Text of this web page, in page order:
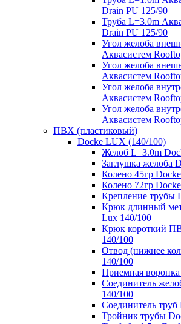
Drain PU 125/90
Труба L=3.0m
Drain PU 125/90
Угол желоба
Аквасистем
Угол желоба
Аквасистем
Угол желоба
Аквасистем
Угол желоба
Аквасистем
ПВХ (пластиковый)
Docke LUX (140/100)
Желоб L=3.0m
Заглушка желоба
Колено 45гр
Колено 72гр
Крепление трубы
Крюк длинный
Lux 140/100
Крюк короткий
140/100
Отвод (нижнее
140/100
Приемная
Соединитель
140/100
Соединитель
Тройник трубы